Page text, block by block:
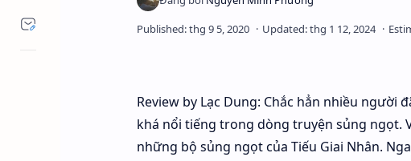
Review by Lạc Dung: Chắc hẳn nhiều người
khá nổi tiếng trong dòng truyện sủng ngọt.
những bộ sủng ngọt của Tiếu Giai Nhân.